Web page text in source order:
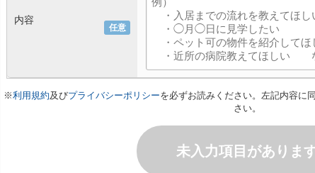
任意
内容
※利用規約及びプライバシーポリシーを必ずお読みください。左記内容に
さい。
未入力項目がありま